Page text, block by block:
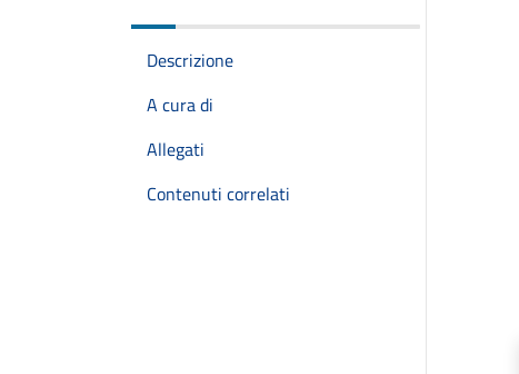
Descrizione
A cura di
Allegati
Contenuti correlati